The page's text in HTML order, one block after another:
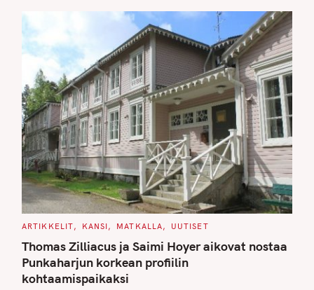
C
T
E
G
O
R
I
ARTIKKELIT KANSI MATKALLA UUTISET
Thomas Zilliacus ja Saimi Hoyer aikovat nostaa
Punkaharjun korkean profiilin
kohtaamispaikaksi